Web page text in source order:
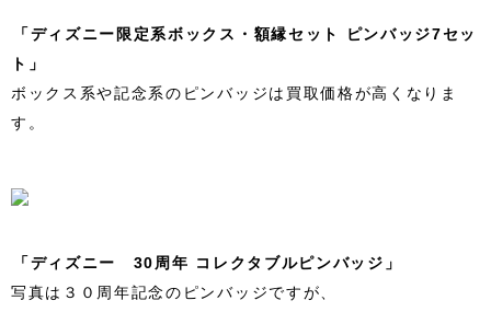
「ディズニー限定系ボックス・額縁セット ピンバッジ7セッ
ト」
ボックス系や記念系のピンバッジは買取価格が高くなりま
す。
「ディズニー 30周年 コレクタブルピンバッジ」
写真は３０周年記念のピンバッジですが、